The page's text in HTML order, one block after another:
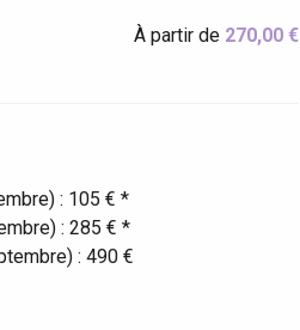
À partir de 270,00 €
: 105 € *
: 285 € *
: 490 €